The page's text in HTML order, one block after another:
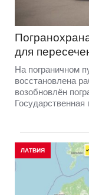
для
На пограничном
восстановлена
возобновлён
Государственная
ЛАТВИЯ